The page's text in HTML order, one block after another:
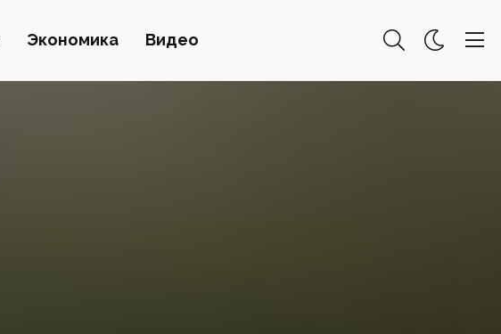
Экономика Видео